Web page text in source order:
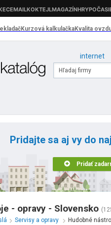
internet
Pridajte sa aj vy do
Pridať
- opravy - Slovensko
Servisy a opravy Hudobné